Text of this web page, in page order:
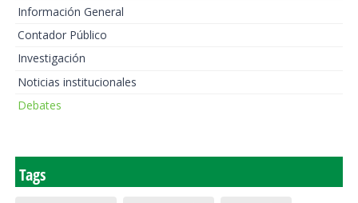
Información General
Contador Público
Investigación
Noticias institucionales
Debates
Tags